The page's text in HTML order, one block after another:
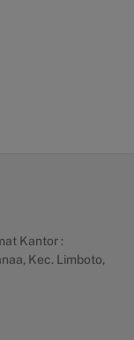
Kantor :
Kec. Limboto,